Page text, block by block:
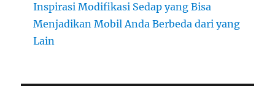
Inspirasi Modifikasi Sedap yang Bisa
Menjadikan Mobil Anda Berbeda dari yang
Lain